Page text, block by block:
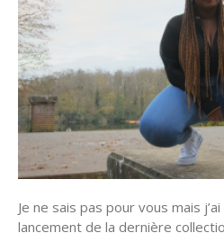
Je ne sais pas pour vous mais
lancement de la dernière